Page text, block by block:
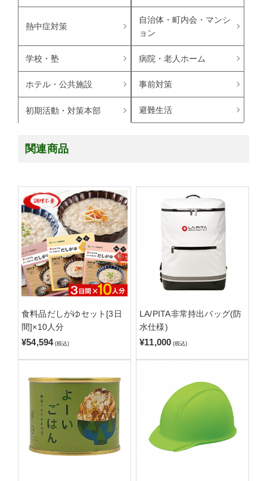
熱中症対策
自治体・町内会・マンシ
ョン
学校・塾 病院・老人ホーム
ホテル・公共施設 事前対策
初期活動・対策本部 避難生活
関連商品
食料品だしがゆセット[3日
間]×10人分
¥54,594 (税込)
LA/PITA非常持出バッグ(防
水仕様)
¥11,000 (税込)